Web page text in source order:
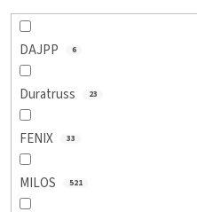
DAJPP 6
Duratruss 23
FENIX 33
MILOS 521